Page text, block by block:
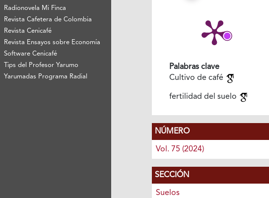
Radionovela Mi Finca
Revista Cafetera de Colombia
Revista Cenicafé
Revista Ensayos sobre Economía
Software Cenicafé
Tips del Profesor Yarumo
Yarumadas Programa Radial
Palabras clave
Cultivo de café
fertilidad del suelo
NÚMERO
Vol. 75 (2024)
SECCIÓN
Suelos